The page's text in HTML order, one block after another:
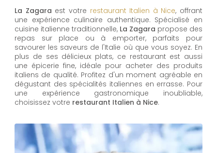
La Zagara est votre restaurant Italien à Nice, offrant
une expérience culinaire authentique. Spécialisé en
cuisine italienne traditionnelle, La Zagara propose des
repas sur place ou à emporter, parfaits pour
savourer les saveurs de l'Italie où que vous soyez. En
plus de ses délicieux plats, ce restaurant est aussi
une épicerie fine, idéale pour acheter des produits
italiens de qualité. Profitez d'un moment agréable en
dégustant des spécialités italiennes en errasse. Pour
une expérience gastronomique inoubliable,
choisissez votre restaurant Italien à Nice.